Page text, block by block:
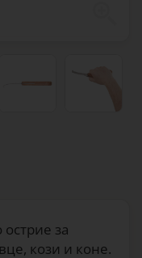
за
кози и коне.